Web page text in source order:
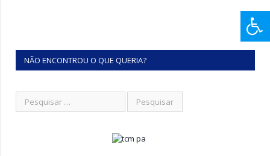
NÃO ENCONTROU O QUE QUERIA?